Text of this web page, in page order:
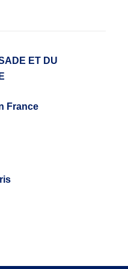
ET DU
France